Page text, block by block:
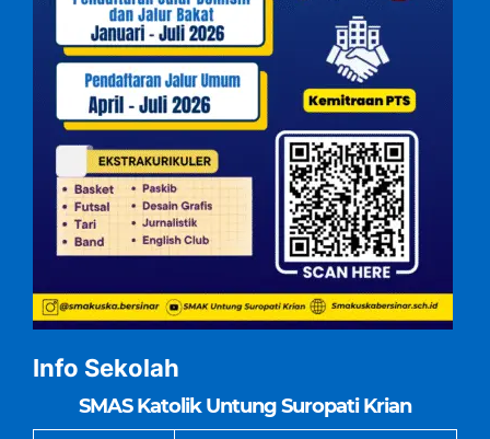
Info Sekolah
SMAS Katolik Untung Suropati Krian